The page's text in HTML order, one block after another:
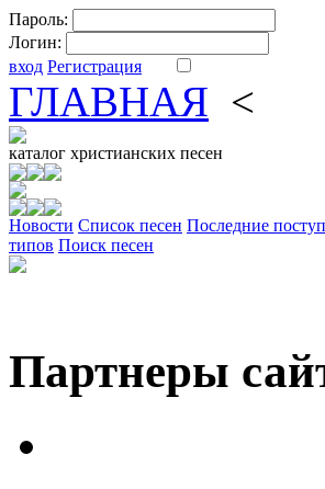
Пароль:
Логин:
вход Регистрация
ГЛАВНАЯ <
каталог христианских песен
Новости Cписок песен Последние
типов Поиск песен
Партнеры